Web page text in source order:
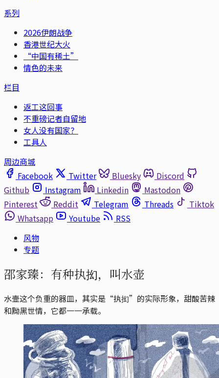
系列
2026伊朗战争
香港世纪大火
“中国有稀土”
情色的未来
栏目
返工这回事
不重磅记者自留地
女人没有国家？
工具人
周边商城
Facebook
Twitter Bluesky
Discord
Github
Instagram Linkedin
Mastodon
Pinterest
Reddit Telegram Threads
Tiktok
Whatsapp
Youtube
RSS
风物
专题
邵家臻：有种执抝，叫水壶
水壸这个负重的器皿，其实是“执抝”的实际形象，甜酸苦辣
和黝黑世情，它都一一承载。